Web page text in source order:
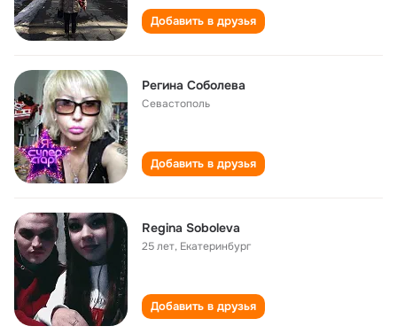
Добавить в друзья
Регина Соболева
Севастополь
Добавить в друзья
Regina Soboleva
25 лет, Екатеринбург
Добавить в друзья